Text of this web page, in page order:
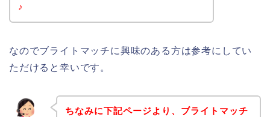
♪
なのでブライトマッチに興味のある方は参考にしてい
ただけると幸いです。
ちなみに下記ページより、ブライトマッチ